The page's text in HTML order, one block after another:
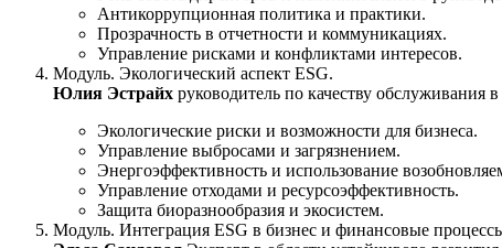
Антикоррупционная политика и практики.
Прозрачность в отчетности и коммуникациях.
Управление рисками и конфликтами интересов.
Модуль. Экологический аспект ESG.
Юлия Эстрайх руководитель по качеству обслуживания в
Экологические риски и возможности для бизнеса.
Управление выбросами и загрязнением.
Энергоэффективность и использование
Управление отходами и ресурсоэффективность.
Защита биоразнообразия и экосистем.
Модуль. Интеграция ESG в бизнес и финансовые